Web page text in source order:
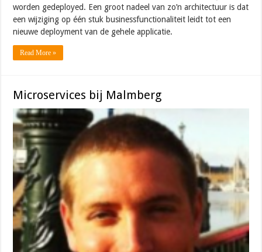
worden gedeployed. Een groot nadeel van zo’n architectuur is dat
een wijziging op één stuk businessfunctionaliteit leidt tot een
nieuwe deployment van de gehele applicatie.
Read More »
Microservices bij Malmberg